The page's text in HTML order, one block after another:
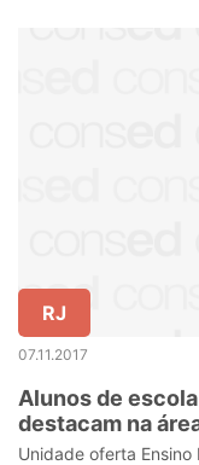
RJ
07.11.2017
Alunos de
destacam na
Unidade oferta